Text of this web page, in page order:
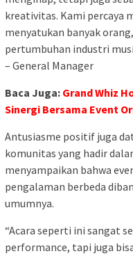
kreativitas. Kami percaya
menyatukan banyak
pertumbuhan industri
– General Manager
Baca Juga: Grand Whiz
Sinergi Bersama Event
Antusiasme positif juga
komunitas yang hadir
menyampaikan bahwa
pengalaman berbeda
umumnya.
“Acara seperti ini sangat
performance, tapi juga